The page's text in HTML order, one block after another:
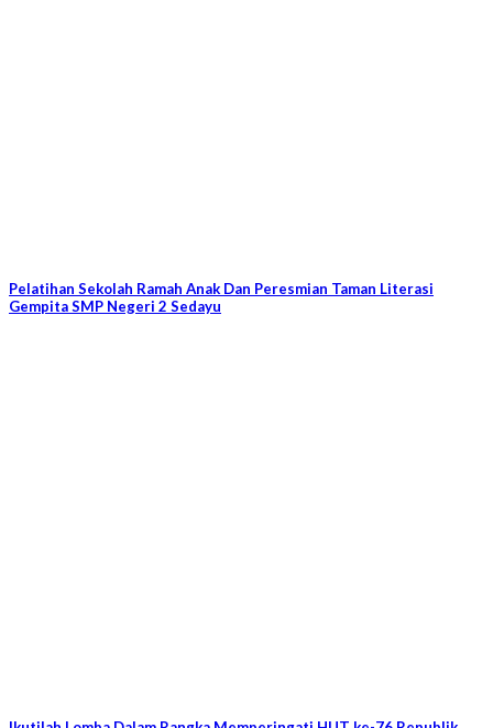
Pelatihan Sekolah Ramah Anak Dan Peresmian Taman Literasi
Gempita SMP Negeri 2 Sedayu